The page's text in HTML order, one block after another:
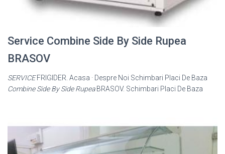
Service Combine Side By Side Rupea
BRASOV
SERVICEFRIGIDER. Acasa · Despre Noi Schimbari Placi De Baza
Combine Side By Side RupeaBRASOV. Schimbari Placi De Baza